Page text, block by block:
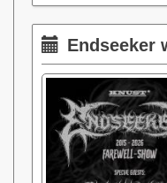
Endseeker w/